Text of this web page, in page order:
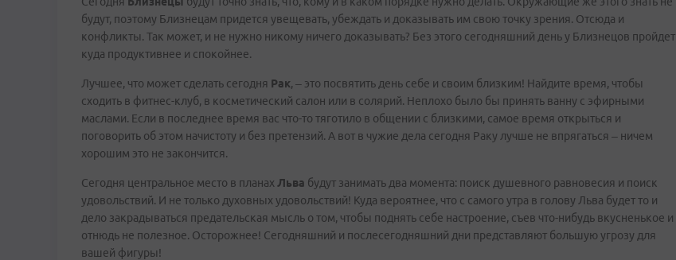
будут, поэтому Близнецам придется увещевать, убеждать и доказывать им свою точку зрения. Отсюда и
конфликты. Так может, и не нужно никому ничего доказывать? Без этого сегодняшний день у Близнецов пройдет
куда продуктивнее и спокойнее.
Лучшее, что может сделать сегодня Рак, – это посвятить день себе и своим близким! Найдите время, чтобы
сходить в фитнес-клуб, в косметический салон или в солярий. Неплохо было бы принять ванну с эфирными
маслами. Если в последнее время вас что-то тяготило в общении с близкими, самое время открыться и
поговорить об этом начистоту и без претензий. А вот в чужие дела сегодня Раку лучше не впрягаться – ничем
хорошим это не закончится.
Сегодня центральное место в планах Льва будут занимать два момента: поиск душевного равновесия и поиск
удовольствий. И не только духовных удовольствий! Куда вероятнее, что с самого утра в голову Льва будет то и
дело закрадываться предательская мысль о том, чтобы поднять себе настроение, съев что-нибудь вкусненькое и
отнюдь не полезное. Осторожнее! Сегодняшний и послесегодняшний дни представляют большую угрозу для
вашей фигуры!